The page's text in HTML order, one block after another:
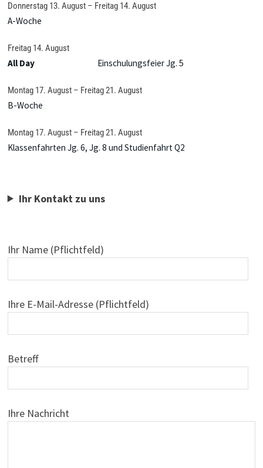
Donnerstag 13. August– Freitag 14. August
A-Woche
Freitag 14. August
All Day Einschulungsfeier Jg. 5
Montag 17. August– Freitag21. August
B-Woche
Montag 17. August– Freitag21. August
Klassenfahrten Jg. 6, Jg. 8 und Studienfahrt Q2
Ihr Kontakt zu uns
Ihr Name (Pflichtfeld)
Ihre E-Mail-Adresse (Pflichtfeld)
Betreff
Ihre Nachricht